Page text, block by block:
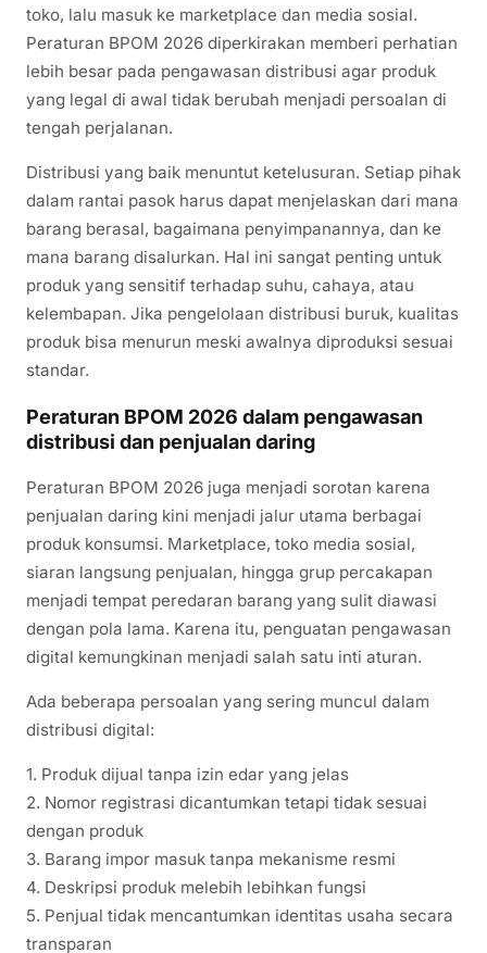
toko, lalu masuk ke marketplace dan media sosial.
Peraturan BPOM 2026 diperkirakan memberi perhatian
lebih besar pada pengawasan distribusi agar produk
yang legal di awal tidak berubah menjadi persoalan di
tengah perjalanan.
Distribusi yang baik menuntut ketelusuran. Setiap pihak
dalam rantai pasok harus dapat menjelaskan dari mana
barang berasal, bagaimana penyimpanannya, dan ke
mana barang disalurkan. Hal ini sangat penting untuk
produk yang sensitif terhadap suhu, cahaya, atau
kelembapan. Jika pengelolaan distribusi buruk, kualitas
produk bisa menurun meski awalnya diproduksi sesuai
standar.
Peraturan BPOM 2026 dalam pengawasan
distribusi dan penjualan daring
Peraturan BPOM 2026 juga menjadi sorotan karena
penjualan daring kini menjadi jalur utama berbagai
produk konsumsi. Marketplace, toko media sosial,
siaran langsung penjualan, hingga grup percakapan
menjadi tempat peredaran barang yang sulit diawasi
dengan pola lama. Karena itu, penguatan pengawasan
digital kemungkinan menjadi salah satu inti aturan.
Ada beberapa persoalan yang sering muncul dalam
distribusi digital:
1. Produk dijual tanpa izin edar yang jelas
2. Nomor registrasi dicantumkan tetapi tidak sesuai
dengan produk
3. Barang impor masuk tanpa mekanisme resmi
4. Deskripsi produk melebih lebihkan fungsi
5. Penjual tidak mencantumkan identitas usaha secara
transparan